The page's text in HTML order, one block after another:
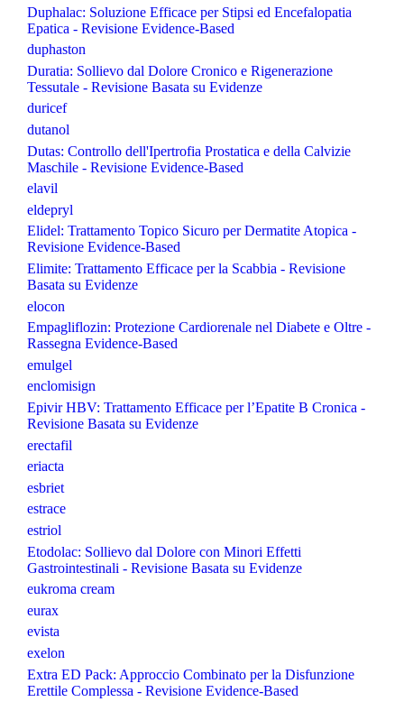
Duphalac: Soluzione Efficace per Stipsi ed Encefalopatia
Epatica - Revisione Evidence-Based
duphaston
Duratia: Sollievo dal Dolore Cronico e Rigenerazione
Tessutale - Revisione Basata su Evidenze
duricef
dutanol
Dutas: Controllo dell'Ipertrofia Prostatica e della Calvizie
Maschile - Revisione Evidence-Based
elavil
eldepryl
Elidel: Trattamento Topico Sicuro per Dermatite Atopica -
Revisione Evidence-Based
Elimite: Trattamento Efficace per la Scabbia - Revisione
Basata su Evidenze
elocon
Empagliflozin: Protezione Cardiorenale nel Diabete e Oltre -
Rassegna Evidence-Based
emulgel
enclomisign
Epivir HBV: Trattamento Efficace per l’Epatite B Cronica -
Revisione Basata su Evidenze
erectafil
eriacta
esbriet
estrace
estriol
Etodolac: Sollievo dal Dolore con Minori Effetti
Gastrointestinali - Revisione Basata su Evidenze
eukroma cream
eurax
evista
exelon
Extra ED Pack: Approccio Combinato per la Disfunzione
Erettile Complessa - Revisione Evidence-Based